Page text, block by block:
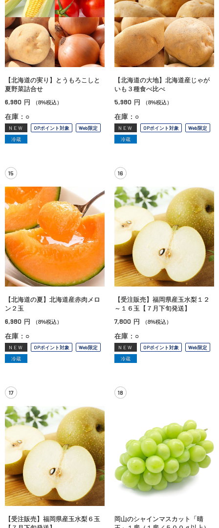
【北海道の実り】とうもろこしと
夏野菜詰合せ
6,980 円 （8%税込）
在庫：○
NEW OPポイント対象
Web限定
冷蔵
【北海道の大地】北海道産じゃが
いも３種食べ比べ
5,980 円 （8%税込）
在庫：○
NEW OPポイント対象
Web限定
冷蔵
15
【北海道の夏】北海道産赤肉メロ
ン２玉
6,980 円 （8%税込）
在庫：○
NEW OPポイント対象
Web限定
冷蔵
16
【受注販売】福岡県産玉水梨１２
～１６玉【７月下旬発送】
7,800 円 （8%税込）
在庫：○
NEW OPポイント対象
Web限定
冷蔵
17
【受注販売】福岡県産玉水梨６玉
18
岡山のシャインマスカット「晴